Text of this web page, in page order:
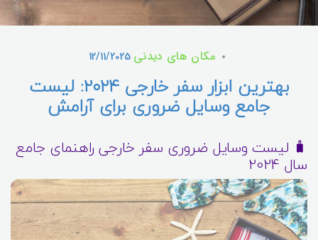
مکان های دیدنی
بهترین ابزار سفر خارجی ۲۰۲۴: لیست
جامع وسایل ضروری برای آرامش
🧳 لیست وسایل ضروری سفر خارجی راهنمای جامع
سال 2024